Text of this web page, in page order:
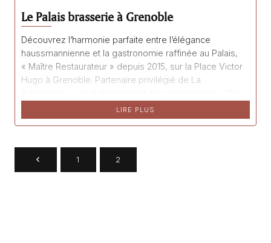
Le Palais brasserie à Grenoble
Découvrez l’harmonie parfaite entre l’élégance
haussmannienne et la gastronomie raffinée au Palais,
« Maître Restaurateur » depuis 2015, sur la Place Victor
Hugo à Grenoble. Partenaire privilégié de La
des ambiances diversifiées, une alliance gourmande
unique, et une expérience culinaire mémorable, tous les
LIRE PLUS
1 2